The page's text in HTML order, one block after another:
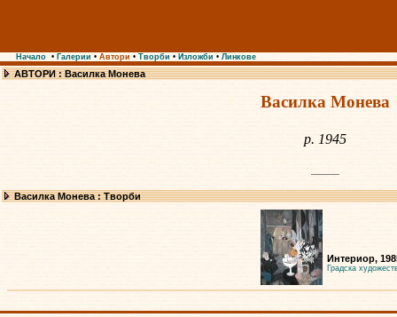
Начало • Галерии • Автори • Творби • Изложби • Линкове
АВТОРИ : Василка Монева
Василка Монева
р. 1945
Василка Монева : Творби
Интериор,
Градска